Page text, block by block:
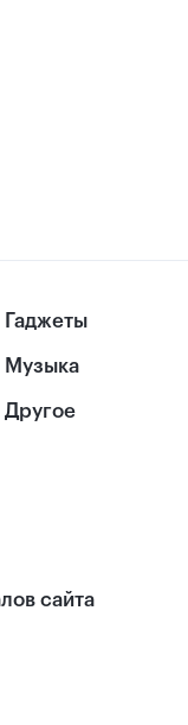
Гаджеты
Музыка
Другое
сайта